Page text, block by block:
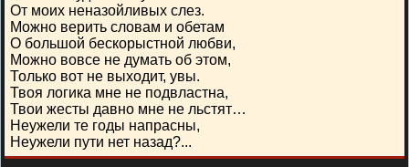
От моих неназойливых слез.
Можно верить словам и обетам
О большой бескорыстной любви,
Можно вовсе не думать об этом,
Только вот не выходит, увы.
Твоя логика мне не подвластна,
Твои жесты давно мне не льстят…
Неужели те годы напрасны,
Неужели пути нет назад?...